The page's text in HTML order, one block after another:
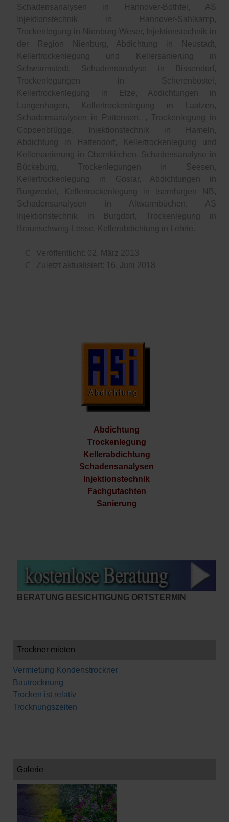
Schadensanalysen in Hannover-Bothfel, AS
Injektionstechnik in Hannover-Sahlkamp,
Trockenlegung in Nienburg-Weser, Injektionstechnik in
der Region Nienburg, Abdichtung in Neustadt,
Kellertrockenlegung und Kellersanierung in
Schwarmstedt, Schadensanalyse in Bissendorf,
Trockenlegungen in Scherenbostel,
Kellertrockenlegung in Elze, Abdichtungen in
Langenhagen, Kellertrockenlegung in Laatzen,
Schadensanalysen in Pattensen, , Trockenlegung in
Coppenbrügge, Injektionstechnik in Hameln,
Abdichtung in Hattendorf, Kellertrockenlegung und
Kellersanierung in Obernkirchen, Schadensanalyse in
Bückeburg, Trockenlegungen in Seesen,
Kellertrockenlegung in Goslar, Abdichtungen in
Burgwedel, Kellertrockenlegung in Isernhagen NB,
Schadensanalysen in Altwarmbüchen, AS
Injektionstechnik in Burgdorf, Trockenlegung in
Braunschweig-Lesse, Kellerabdichtung in Lehrte.
Veröffentlicht: 02. März 2013
Zuletzt aktualisiert: 16. Juni 2018
Abdichtung
Trockenlegung
Kellerabdichtung
Schadensanalysen
Injektionstechnik
Fachgutachten
Sanierung
BERATUNG BESICHTIGUNG ORTSTERMIN
Trockner mieten
Vermietung Kondenstrockner
Bautrocknung
Trocken ist relativ
Trocknungszeiten
Galerie